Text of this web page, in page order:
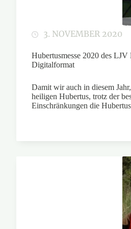
3. NOVEMBER 2020
Hubertusmesse 2020 des LJV
Digitalformat
Damit wir auch in diesem
heiligen Hubertus, trotz der
Einschränkungen die